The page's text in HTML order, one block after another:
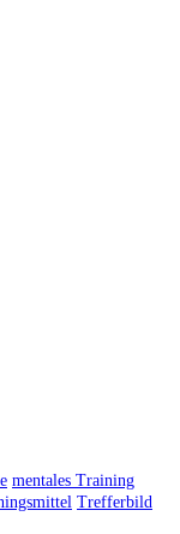
mentales Training
Trefferbild